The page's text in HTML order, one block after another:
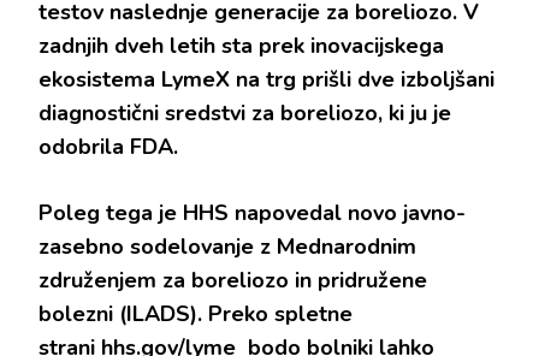
testov naslednje generacije za boreliozo. V
zadnjih dveh letih sta prek inovacijskega
ekosistema LymeX na trg prišli dve izboljšani
diagnostični sredstvi za boreliozo, ki ju je
odobrila FDA.
Poleg tega je HHS napovedal novo javno-
zasebno sodelovanje z Mednarodnim
združenjem za boreliozo in pridružene
bolezni (ILADS). Preko spletne
strani hhs.gov/lyme bodo bolniki lahko